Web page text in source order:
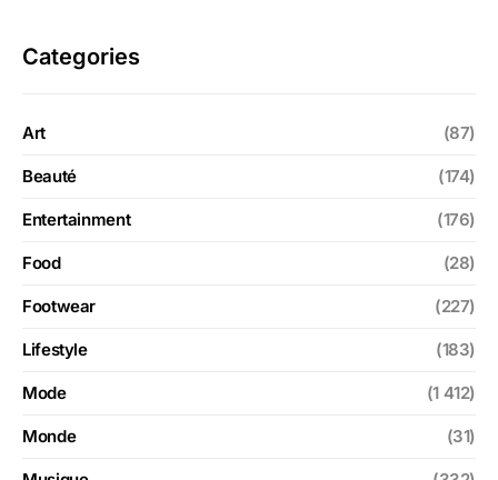
Categories
Art (87)
Beauté (174)
Entertainment (176)
Food (28)
Footwear (227)
Lifestyle (183)
Mode (1 412)
Monde (31)